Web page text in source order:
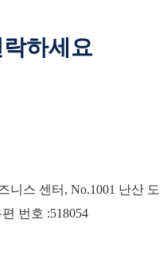
하세요
니스 센터, No.1001 난산 도
번호 :518054